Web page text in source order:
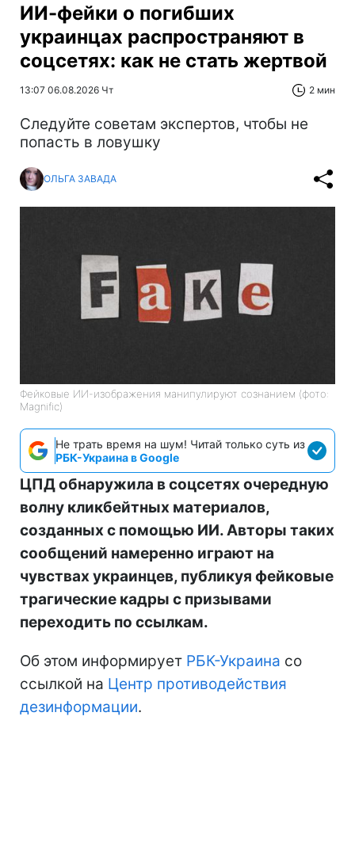
ИИ-фейки о погибших
украинцах распространяют в
соцсетях: как не стать жертвой
13:07 06.08.2026 Чт 2 мин
Следуйте советам экспертов, чтобы не
попасть в ловушку
ОЛЬГА ЗАВАДА
Фейковые ИИ-изображения манипулируют сознанием (фото:
Magnific)
Не трать время на шум! Читай только суть из
РБК-Украина в Google
ЦПД обнаружила в соцсетях очередную
волну кликбейтных материалов,
созданных с помощью ИИ. Авторы таких
сообщений намеренно играют на
чувствах украинцев, публикуя фейковые
трагические кадры с призывами
переходить по ссылкам.
Об этом информирует РБК-Украина со
ссылкой на Центр противодействия
дезинформации.